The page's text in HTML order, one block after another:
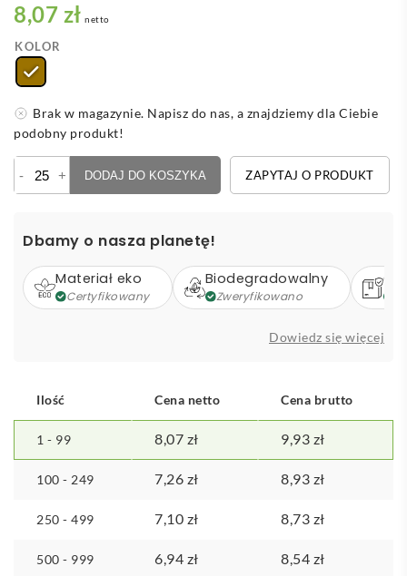
8,07 zł netto
KOLOR
Brak w magazynie. Napisz do nas, a znajdziemy dla Ciebie
podobny produkt!
-
Gra
+ DODAJ DO KOSZYKA ZAPYTAJ O PRODUKT
Dbamy o nasza planetę!
Materiał eko
Certyfikowany
Biodegradowalny
Zweryfikowano
Dowiedz się więcej
Ilość Cena netto Cena brutto
1 - 99 8,07 zł 9,93 zł
100 - 249 7,26 zł 8,93 zł
250 - 499 7,10 zł 8,73 zł
500 - 999 6,94 zł 8,54 zł